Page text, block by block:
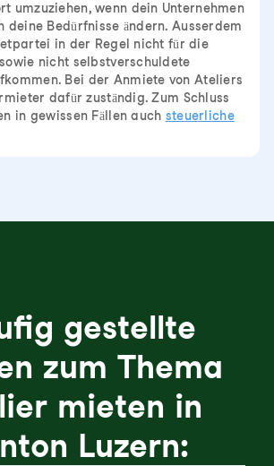
umzuziehen, wenn dein Unternehmen
deine Bedürfnisse ändern. Ausserdem
in der Regel nicht für die
nicht selbstverschuldete
Bei der Anmiete von Ateliers
dafür zuständig. Zum Schluss
in gewissen Fällen auch steuerliche
gestellte
zum Thema
mieten in
Luzern: